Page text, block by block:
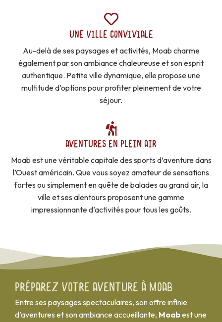
UNE VILLE CONVIVIALE
Au-delà de ses paysages et activités, Moab charme
également par son ambiance chaleureuse et son esprit
authentique. Petite ville dynamique, elle propose une
multitude d’options pour profiter pleinement de votre
séjour.
AVENTURES EN PLEIN AIR
Moab est une véritable capitale des sports d’aventure dans
l’Ouest américain. Que vous soyez amateur de sensations
fortes ou simplement en quête de balades au grand air, la
ville et ses alentours proposent une gamme
impressionnante d’activités pour tous les goûts.
Préparez votre aventure à Moab
Entre ses paysages spectaculaires, son offre infinie
d’aventures et son ambiance accueillante, Moabest une